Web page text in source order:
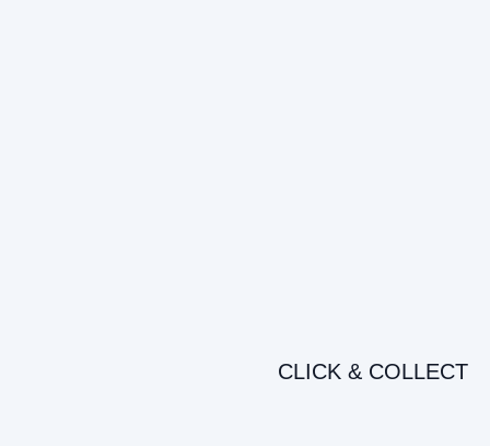
CLICK & COLLECT